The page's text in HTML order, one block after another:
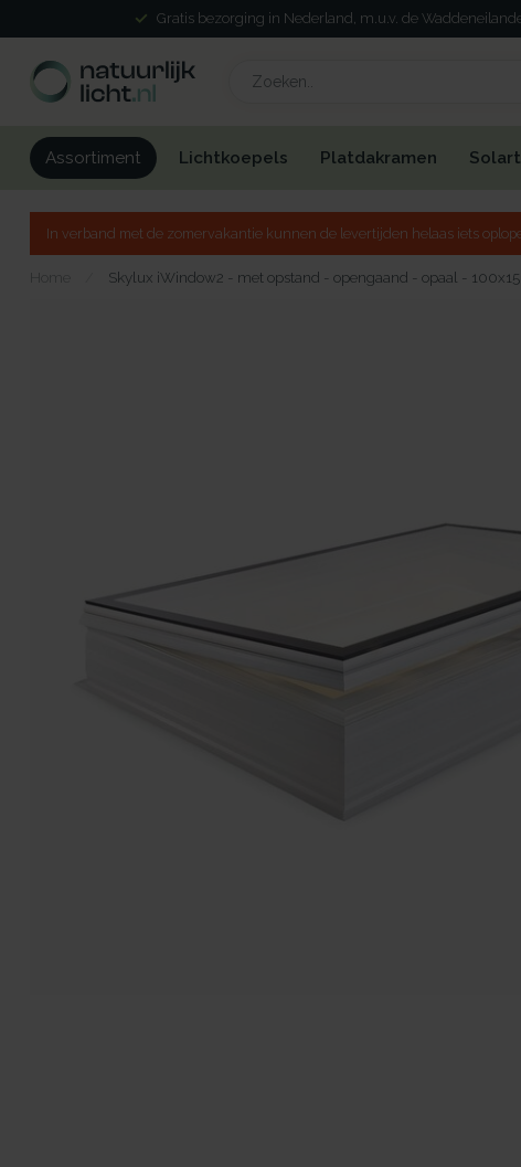
Gratis bezorging in Nederland, m.u.v. de
Assortiment Lichtkoepels Platdakramen
In verband met de zomervakantie kunnen de levertijden helaas iets
Home Skylux iWindow2 - met opstand - opengaand - opaal -